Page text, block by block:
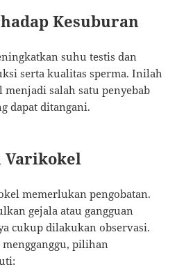
Kesuburan
suhu testis dan
serta kualitas sperma. Inilah
menjadi salah satu penyebab
dapat ditangani.
Varikokel
memerlukan pengobatan.
gejala atau gangguan
cukup dilakukan observasi.
pilihan